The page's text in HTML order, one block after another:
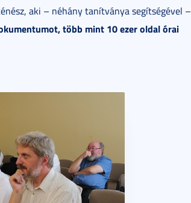
aki – néhány tanítványa segítségével –
több mint 10 ezer oldal órai